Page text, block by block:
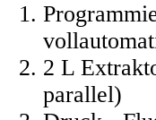
2 L
parallel)